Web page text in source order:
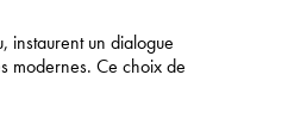
instaurent un dialogue
modernes. Ce choix de